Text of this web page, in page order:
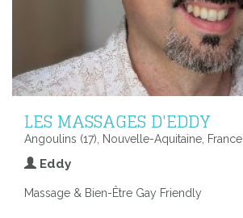
LES MASSAGES D'EDDY
Angoulins (17), Nouvelle-Aquitaine, France
Eddy
Massage & Bien-Être Gay Friendly